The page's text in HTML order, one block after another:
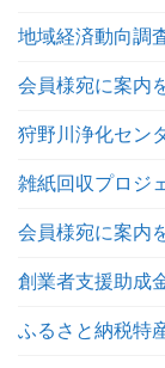
地域経済動向調
会員様宛に案内
狩野川浄化セン
雑紙回収プロジ
会員様宛に案内
創業者支援助成
ふるさと納税特